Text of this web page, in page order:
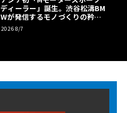
ディーラー」誕生。渋谷松濤BM
Wが発信するモノづくりの矜持
【木下隆之コラム】
2026 8/7